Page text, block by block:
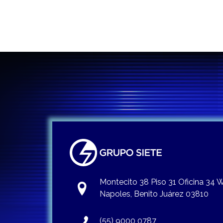
Montecito 38 Piso 31 Oficina 34
Napoles, Benito Juárez 03810
(55) 9000 0787